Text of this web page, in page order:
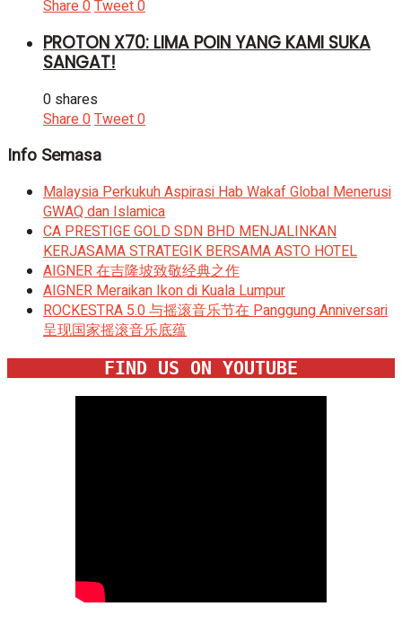
Share0Tweet0
PROTON X70: LIMA POIN YANG KAMI SUKA
SANGAT!
0 shares
Share0Tweet0
Info Semasa
Malaysia Perkukuh Aspirasi Hab Wakaf Global Menerusi
GWAQ dan Islamica
CA PRESTIGE GOLD SDN BHD MENJALINKAN
KERJASAMA STRATEGIK BERSAMA ASTO HOTEL
AIGNER 在吉隆坡致敬经典之作
AIGNER Meraikan Ikon di Kuala Lumpur
ROCKESTRA 5.0 与摇滚音乐节在 Panggung Anniversari
呈现国家摇滚音乐底蕴
FIND US ON YOUTUBE